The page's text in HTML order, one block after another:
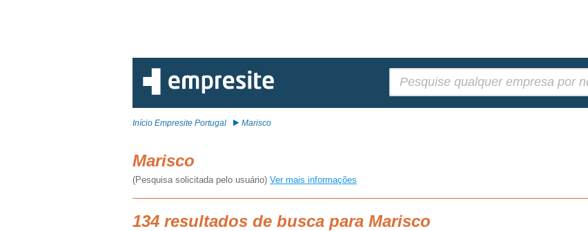
Início Empresite Portugal Marisco
Marisco
(Pesquisa solicitada pelo usuário) Ver mais informações
134 resultados de busca para Marisco